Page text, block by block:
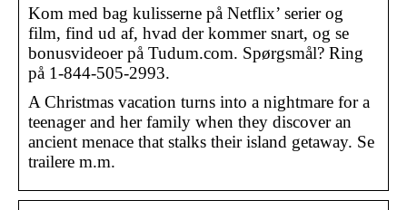
Kom med bag kulisserne på Netflix’ serier og
film, find ud af, hvad der kommer snart, og se
bonusvideoer på Tudum.com. Spørgsmål? Ring
på 1-844-505-2993.
A Christmas vacation turns into a nightmare for a
teenager and her family when they discover an
ancient menace that stalks their island getaway. Se
trailere m.m.